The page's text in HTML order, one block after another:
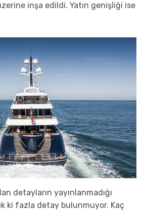
inşa edildi. Yatın genişliği ise
detayların yayınlanmadığı
ki fazla detay bulunmuyor. Kaç